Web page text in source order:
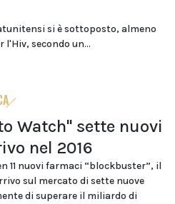
si è sottoposto, almeno
secondo un...
Watch" sette nuovi
nel 2016
11 nuovi farmaci “blockbuster”, il
sul mercato di sette nuove
di superare il miliardo di